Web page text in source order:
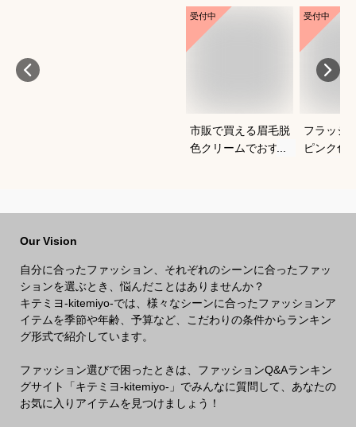
受付中
市販で買える眉毛脱
色クリームでおすす
受付中
フラッシ
ピンク色
Our Vision
自分に合ったファッション、それぞれのシーンに合ったファッ
ションを選ぶとき、悩んだことはありませんか？
キテミヨ-kitemiyo-では、様々なシーンに合ったファッションア
イテムを季節や年齢、予算など、こだわりの条件からランキン
グ形式で紹介しています。
ファッション選びで困ったときは、ファッションQ&Aランキン
グサイト「キテミヨ-kitemiyo-」でみんなに質問して、あなたの
お気に入りアイテムを見つけましょう！